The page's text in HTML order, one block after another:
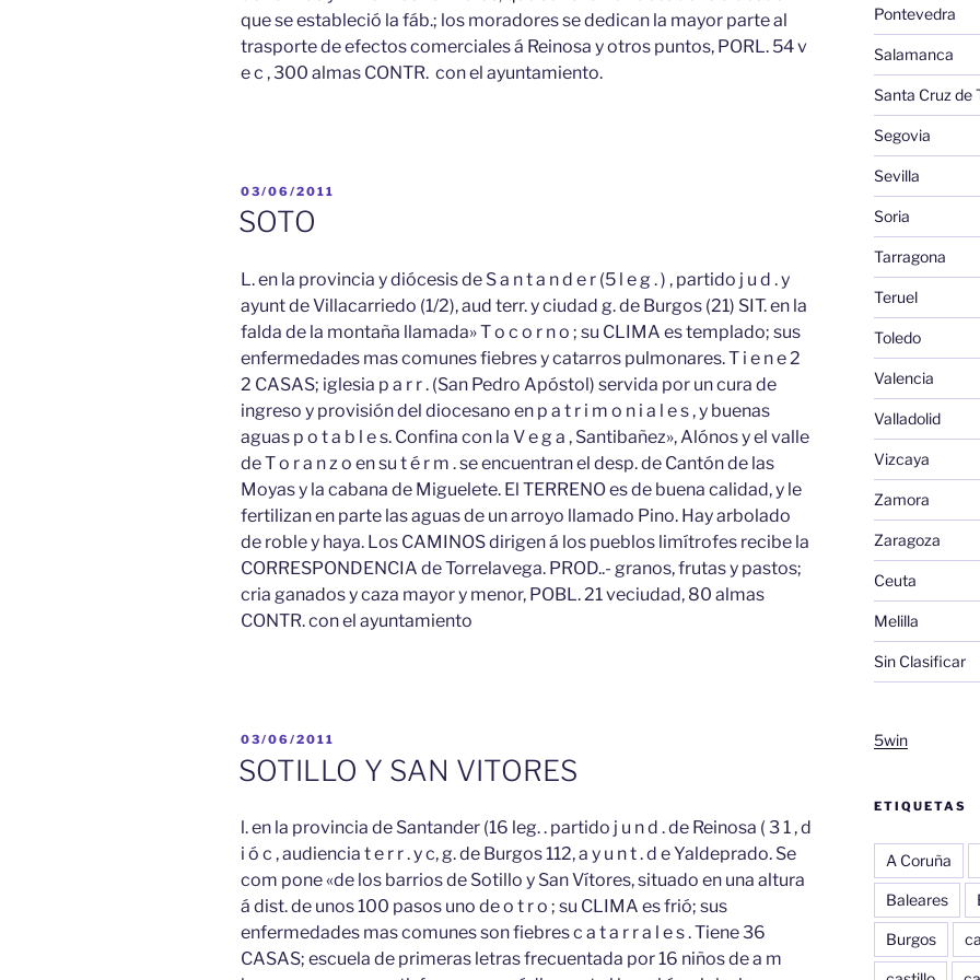
que se estableció la fáb.; los moradores se dedican la mayor parte al
trasporte de efectos comerciales á Reinosa y otros puntos, PORL. 54 v
e c , 300 almas CONTR. con el ayuntamiento.
PUBLICADO
EL
03/06/2011
SOTO
L. en la provincia y diócesis de S a n t a n d e r (5 l e g . ) , partido j u d . y
ayunt de Villacarriedo (1/2), aud terr. y ciudad g. de Burgos (21) SIT. en la
falda de la montaña llamada» T o c o r n o ; su CLIMA es templado; sus
enfermedades mas comunes fiebres y catarros pulmonares. T i e n e 2
2 CASAS; iglesia p a r r . (San Pedro Apóstol) servida por un cura de
ingreso y provisión del diocesano en p a t r i m o n i a l e s , y buenas
aguas p o t a b l e s. Confina con la V e g a , Santibañez», Alónos y el valle
de T o r a n z o en su t é r m . se encuentran el desp. de Cantón de las
Moyas y la cabana de Miguelete. El TERRENO es de buena calidad, y le
fertilizan en parte las aguas de un arroyo llamado Pino. Hay arbolado
de roble y haya. Los CAMINOS dirigen á los pueblos limítrofes recibe la
CORRESPONDENCIA de Torrelavega. PROD..- granos, frutas y pastos;
cria ganados y caza mayor y menor, POBL. 21 veciudad, 80 almas
CONTR. con el ayuntamiento
PUBLICADO
03/06/2011
SOTILLO Y SAN VITORES
l. en la provincia de Santander (16 leg. . partido j u n d . de Reinosa ( 3 1 , d
i ó c , audiencia t e r r . y c, g. de Burgos 112, a y u n t . d e Yaldeprado. Se
com pone «de los barrios de Sotillo y San Vítores, situado en una altura
á dist. de unos 100 pasos uno de o t r o ; su CLIMA es frió; sus
enfermedades mas comunes son fiebres c a t a r r a l e s . Tiene 36
CASAS; escuela de primeras letras frecuentada por 16 niños de a m
Pontevedra
Salamanca
Santa Cruz de
Segovia
Sevilla
Soria
Tarragona
Teruel
Toledo
Valencia
Valladolid
Vizcaya
Zamora
Zaragoza
Ceuta
Melilla
Sin Clasificar
5win
ETIQUETAS
A Coruña
Baleares
Burgos